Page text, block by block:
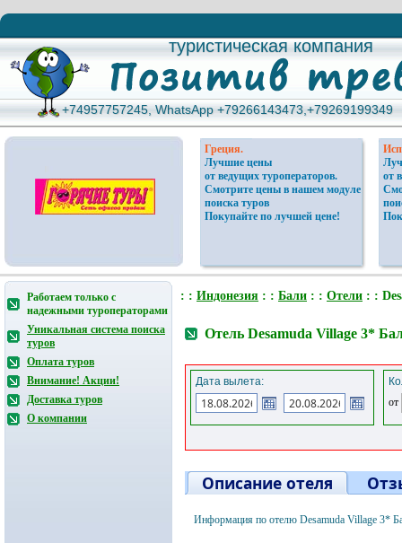
туристическая компания
туристическая компания
+74957757245, WhatsApp +79266143473,+79269199349
+74957757245, WhatsApp +79266143473,+79269199349
Греция.
Лучшие цены
от ведущих туроператоров.
Смотрите цены в нашем модуле
поиска туров
Покупайте по лучшей цене!
от
Работаем только с
надежными туроператорами
Уникальная система поиска
туров
Оплата туров
Внимание! Акции!
Доставка туров
О компании
: : Индонезия : : Бали : : Отели : :
Отель Desamuda Village 3*
Дата вылета:
от
Описание отеля
Информация по отелю Desamuda Village 3*